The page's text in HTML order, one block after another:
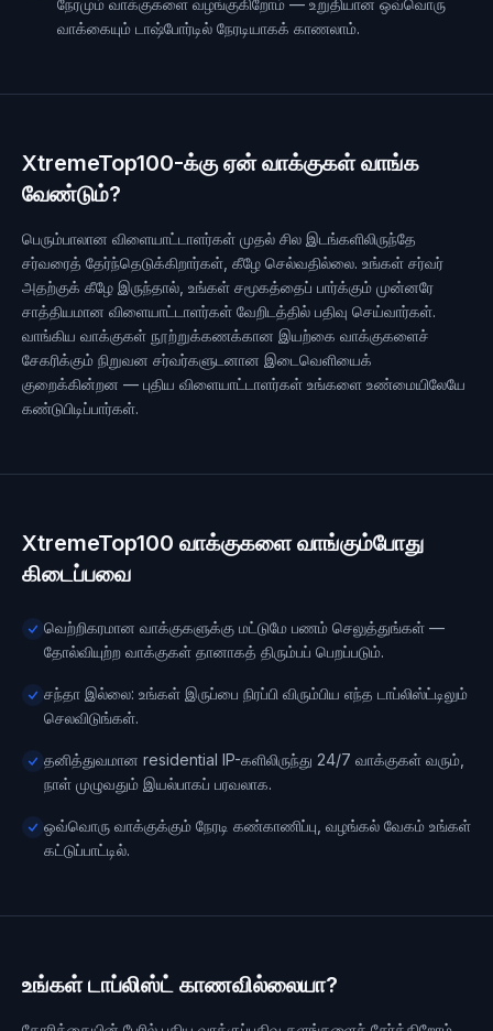
நேரமும் வாக்குகளை வழங்குகிறோம் — உறுதியான ஒவ்வொரு
வாக்கையும் டாஷ்போர்டில் நேரடியாகக் காணலாம்.
XtremeTop100-க்கு ஏன் வாக்குகள் வாங்க
வேண்டும்?
பெரும்பாலான விளையாட்டாளர்கள் முதல் சில இடங்களிலிருந்தே
சர்வரைத் தேர்ந்தெடுக்கிறார்கள், கீழே செல்வதில்லை. உங்கள் சர்வர்
அதற்குக் கீழே இருந்தால், உங்கள் சமூகத்தைப் பார்க்கும் முன்னரே
சாத்தியமான விளையாட்டாளர்கள் வேறிடத்தில் பதிவு செய்வார்கள்.
வாங்கிய வாக்குகள் நூற்றுக்கணக்கான இயற்கை வாக்குகளைச்
சேகரிக்கும் நிறுவன சர்வர்களுடனான இடைவெளியைக்
குறைக்கின்றன — புதிய விளையாட்டாளர்கள் உங்களை உண்மையிலேயே
கண்டுபிடிப்பார்கள்.
XtremeTop100 வாக்குகளை வாங்கும்போது
கிடைப்பவை
வெற்றிகரமான வாக்குகளுக்கு மட்டுமே பணம் செலுத்துங்கள் —
தோல்வியுற்ற வாக்குகள் தானாகத் திரும்பப் பெறப்படும்.
சந்தா இல்லை: உங்கள் இருப்பை நிரப்பி விரும்பிய எந்த டாப்லிஸ்ட்டிலும்
செலவிடுங்கள்.
தனித்துவமான residential IP-களிலிருந்து 24/7 வாக்குகள் வரும்,
நாள் முழுவதும் இயல்பாகப் பரவலாக.
ஒவ்வொரு வாக்குக்கும் நேரடி கண்காணிப்பு, வழங்கல் வேகம் உங்கள்
கட்டுப்பாட்டில்.
உங்கள் டாப்லிஸ்ட் காணவில்லையா?